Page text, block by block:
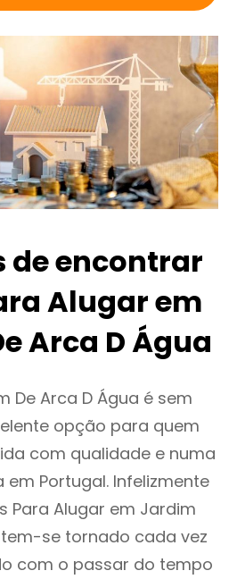
de encontrar
Alugar em
Arca D Água
De Arca D Água é sem
opção para quem
com qualidade e numa
Portugal. Infelizmente
Para Alugar em Jardim
tem-se tornado cada vez
com o passar do tempo